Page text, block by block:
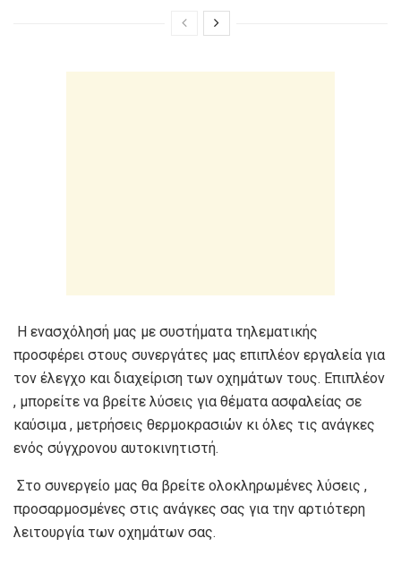
Η ενασχόλησή μας με συστήματα τηλεματικής
προσφέρει στους συνεργάτες μας επιπλέον εργαλεία για
τον έλεγχο και διαχείριση των οχημάτων τους. Επιπλέον
, μπορείτε να βρείτε λύσεις για θέματα ασφαλείας σε
καύσιμα , μετρήσεις θερμοκρασιών κι όλες τις ανάγκες
ενός σύγχρονου αυτοκινητιστή.
Στο συνεργείο μας θα βρείτε ολοκληρωμένες λύσεις ,
προσαρμοσμένες στις ανάγκες σας για την αρτιότερη
λειτουργία των οχημάτων σας.